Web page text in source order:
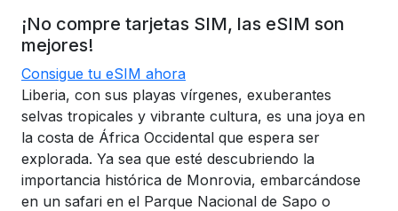
¡No compre tarjetas SIM, las eSIM son
mejores!
Consigue tu eSIM ahora
Liberia, con sus playas vírgenes, exuberantes
selvas tropicales y vibrante cultura, es una joya en
la costa de África Occidental que espera ser
explorada. Ya sea que esté descubriendo la
importancia histórica de Monrovia, embarcándose
en un safari en el Parque Nacional de Sapo o